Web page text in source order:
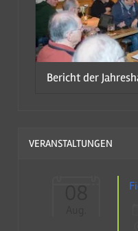
Bericht der
VERANSTALTUNGEN
08